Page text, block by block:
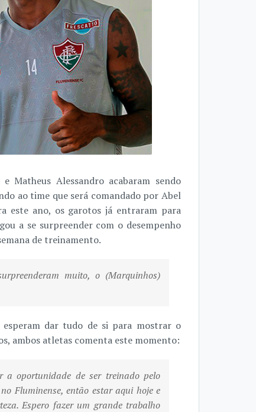
Matheus Alessandro acabaram sendo
ao time que será comandado por Abel
este ano, os garotos já entraram para
a se surpreender com o desempenho
de treinamento.
muito, o (Marquinhos)
dar tudo de si para mostrar o
ambos atletas comenta este momento:
a oportunidade de ser treinado pelo
Fluminense, então estar aqui hoje e
Espero fazer um grande trabalho